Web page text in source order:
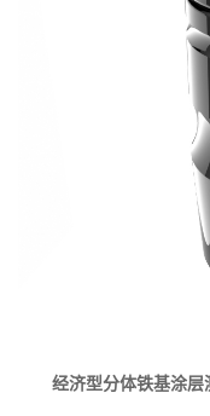
经济型分体铁基涂